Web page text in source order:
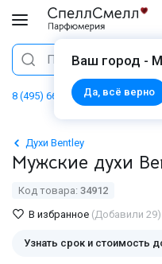
Ваш город -
Да, всё верно
Поиск
8 (495) 668 06 02
Духи Bentley
Мужские духи
Код товара: 34912
В избранное (Добавили 29)
Узнать срок и стоимость